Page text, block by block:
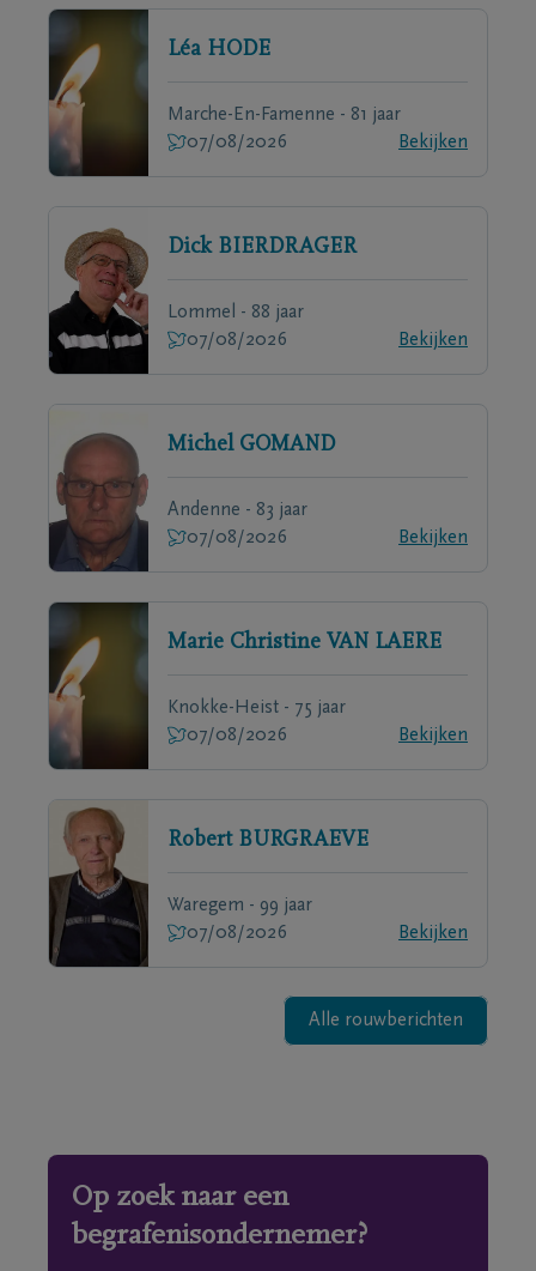
Léa HODE
Marche-En-Famenne - 81 jaar
07/08/2026
Bekijken
Dick BIERDRAGER
Lommel - 88 jaar
07/08/2026
Bekijken
Michel GOMAND
Andenne - 83 jaar
07/08/2026
Bekijken
Marie Christine VAN LAERE
Knokke-Heist - 75 jaar
07/08/2026
Bekijken
Robert BURGRAEVE
Waregem - 99 jaar
07/08/2026
Bekijken
Alle rouwberichten
Op zoek naar een
begrafenisondernemer?